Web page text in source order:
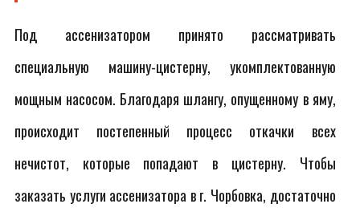
Под ассенизатором принято рассматривать
специальную машину-цистерну, укомплектованную
мощным насосом. Благодаря шлангу, опущенному в яму,
происходит постепенный процесс откачки всех
нечистот, которые попадают в цистерну. Чтобы
заказать услуги ассенизатора в г. Чорбовка, достаточно